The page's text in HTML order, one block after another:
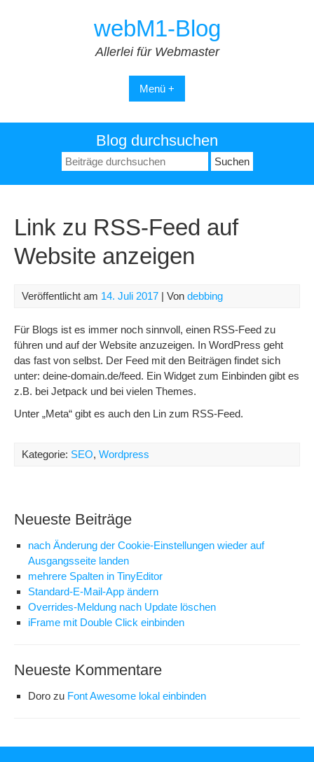
webM1-Blog
Allerlei für Webmaster
Menü +
Blog durchsuchen
Suchen
nach:
Link zu RSS-Feed auf
Website anzeigen
Veröffentlicht am 14. Juli 2017 | Von debbing
Für Blogs ist es immer noch sinnvoll, einen RSS-Feed zu
führen und auf der Website anzuzeigen. In WordPress geht
das fast von selbst. Der Feed mit den Beiträgen findet sich
unter: deine-domain.de/feed. Ein Widget zum Einbinden gibt es
z.B. bei Jetpack und bei vielen Themes.
Unter „Meta“ gibt es auch den Lin zum RSS-Feed.
Kategorie: SEO, Wordpress
Neueste Beiträge
nach Änderung der Cookie-Einstellungen wieder auf
Ausgangsseite landen
mehrere Spalten in TinyEditor
Standard-E-Mail-App ändern
Overrides-Meldung nach Update löschen
iFrame mit Double Click einbinden
Neueste Kommentare
Doro zu Font Awesome lokal einbinden